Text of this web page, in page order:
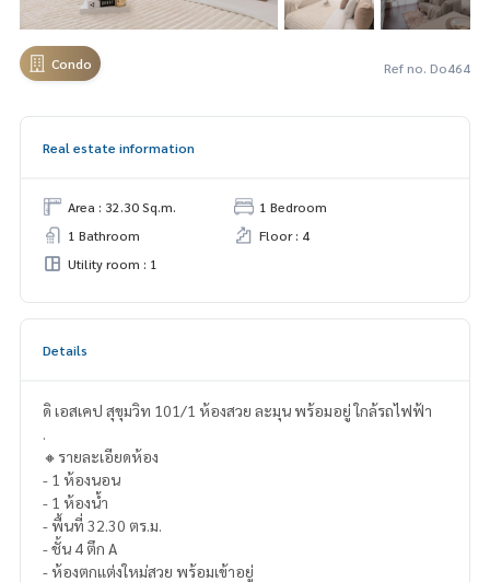
Condo Ref no. Do464
Real estate information
Area : 32.30 Sq.m.
1 Bedroom
1 Bathroom
Floor : 4
Utility room : 1
Details
ดิ เอสเคป สุขุมวิท 101/1 ห้องสวย ละมุน พร้อมอยู่ ใกล้รถไฟฟ้า
.
🔸รายละเอียดห้อง
- 1 ห้องนอน
- 1 ห้องน้ำ
- พื้นที่ 32.30 ตร.ม.
- ชั้น 4 ตึก A
- ห้องตกแต่งใหม่สวย พร้อมเข้าอยู่